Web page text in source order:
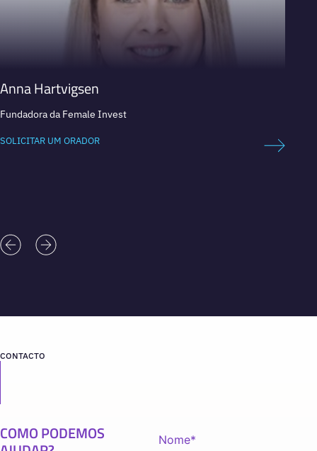
Anna Hartvigsen
Fundadora da Female Invest
SOLICITAR UM ORADOR
CONTACTO
COMO PODEMOS